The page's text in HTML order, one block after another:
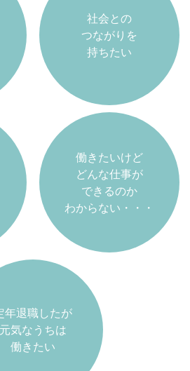
社会との
つながりを
持ちたい
働きたいけど
どんな仕事が
できるのか
わからない・・・
年退職したが
元気なうちは
働きたい